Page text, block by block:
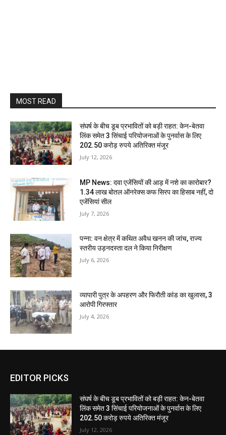
MOST READ
संघर्ष के बीच डूब प्रभावितों को बड़ी राहत: केन-बेतवा
लिंक समेत 3 सिंचाई परियोजनाओं के पुनर्वास के लिए
202.50 करोड़ रुपये अतिरिक्त मंजूर
July 12, 2026
MP News: दवा एजेंसियों की आड़ में नशे का कारोबार?
1.34 लाख बोतल ऑनरेक्स कफ सिरप का हिसाब नहीं, दो
एजेंसियां सील
July 7, 2026
पन्ना: वन क्षेत्र में कथित अवैध खनन की जांच, राज्य
स्तरीय उड़नदस्ता दल ने किया निरीक्षण
July 6, 2026
व्यापारी पुत्र के अपहरण और फिरौती कांड का खुलासा, 3
आरोपी गिरफ्तार
July 4, 2026
EDITOR PICKS
संघर्ष के बीच डूब प्रभावितों को बड़ी राहत: केन-बेतवा
लिंक समेत 3 सिंचाई परियोजनाओं के पुनर्वास के लिए
202.50 करोड़ रुपये अतिरिक्त मंजूर
July 12, 2026